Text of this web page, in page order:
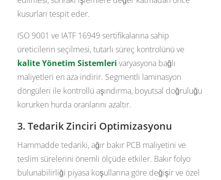
kusurları tespit eder.
ISO 9001 ve IATF 16949 sertifikalarına sahip
üreticilerin seçilmesi, tutarlı süreç kontrolünü ve
kalite Yönetim Sistemleri varyasyona bağlı
maliyetleri en aza indirir. Segmentli laminasyon
döngüleri ile kontrollü aşındırma, boyutsal doğruluğu
korurken hurda oranlarını azaltır.
3. Tedarik Zinciri Optimizasyonu
Hammadde tedariki, ağır bakır PCB maliyetini ve
teslim sürelerini önemli ölçüde etkiler. Bakır folyo
bulunabilirliği piyasa koşullarına göre değişir ve özel